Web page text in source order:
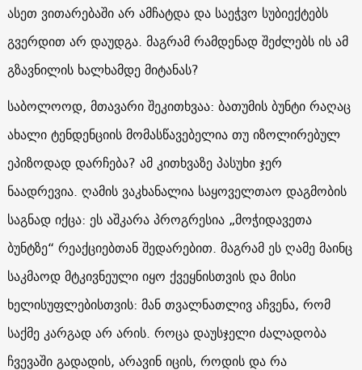
ასეთ ვითარებაში არ ამჩატდა და საეჭვო სუბიექტებს
გვერდით არ დაუდგა. მაგრამ რამდენად შეძლებს ის ამ
გზავნილის ხალხამდე მიტანას?
საბოლოოდ, მთავარი შეკითხვაა: ბათუმის ბუნტი რაღაც
ახალი ტენდენციის მომასწავებელია თუ იზოლირებულ
ეპიზოდად დარჩება? ამ კითხვაზე პასუხი ჯერ
ნაადრევია. ღამის ვაკხანალია საყოველთაო დაგმობის
საგნად იქცა: ეს აშკარა პროგრესია „მოჭიდავეთა
ბუნტზე“ რეაქციებთან შედარებით. მაგრამ ეს ღამე მაინც
საკმაოდ მტკივნეული იყო ქვეყნისთვის და მისი
ხელისუფლებისთვის: მან თვალნათლივ აჩვენა, რომ
საქმე კარგად არ არის. როცა დაუსჯელი ძალადობა
ჩვევაში გადადის, არავინ იცის, როდის და რა